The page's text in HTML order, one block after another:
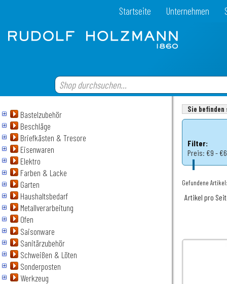
Startseite Unternehmen
Bastelzubehör
Beschläge
Briefkästen & Tresore
Eisenwaren
Elektro
Farben & Lacke
Garten
Haushaltsbedarf
Metallverarbeitung
Ofen
Saisonware
Sanitärzubehör
Schweißen & Löten
Sonderposten
Werkzeug
Sie
Filter:
Preis: €9 -
Gefundene
Artikel pro